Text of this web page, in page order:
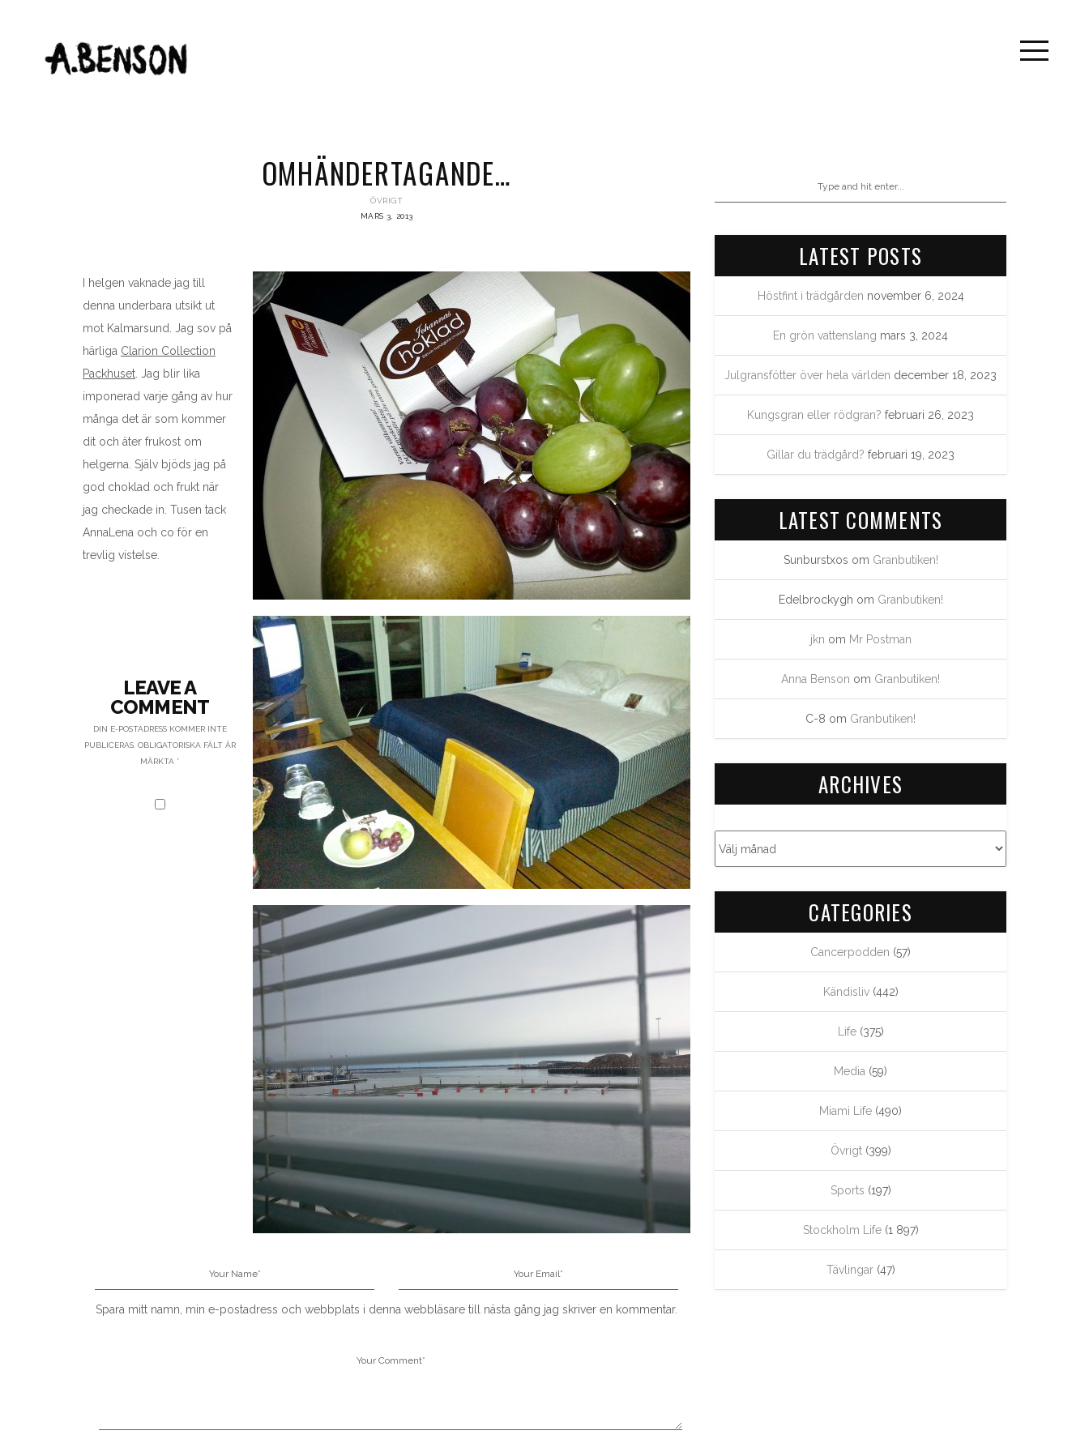
OMHÄNDERTAGANDE…
ÖVRIGT
MARS 3, 2013
I helgen vaknade jag till
denna underbara utsikt ut
mot Kalmarsund. Jag sov på
härliga Clarion Collection
Packhuset . Jag blir lika
imponerad varje gång av hur
många det är som kommer
dit och äter frukost om
helgerna. Själv bjöds jag på
god choklad och frukt när
jag checkade in. Tusen tack
AnnaLena och co för en
trevlig vistelse.
LEAVE A
COMMENT
DIN E-POSTADRESS KOMMER INTE
PUBLICERAS. OBLIGATORISKA FÄLT ÄR
MÄRKTA *
Spara mitt namn, min e-postadress och webbplats i denna webbläsare till nästa gång jag skriver en kommentar.
LATEST POSTS
Höstfint i trädgården november 6, 2024
En grön vattenslang mars 3, 2024
Julgransfötter över hela världen december 18, 2023
Kungsgran eller rödgran? februari 26, 2023
Gillar du trädgård? februari 19, 2023
LATEST COMMENTS
Sunburstxos om Granbutiken!
Edelbrockygh om Granbutiken!
jkn om Mr Postman
Anna Benson om Granbutiken!
C-8 om Granbutiken!
ARCHIVES
CATEGORIES
Cancerpodden (57)
Kändisliv(442)
Life(375)
Media (59)
Miami Life (490)
Övrigt(399)
Sports (197)
Stockholm Life(1 897)
Tävlingar(47)